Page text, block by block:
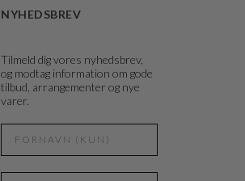
NYHEDSBREV
Tilmeld dig vores nyhedsbrev,
og modtag information om gode
tilbud, arrangementer og nye
varer.